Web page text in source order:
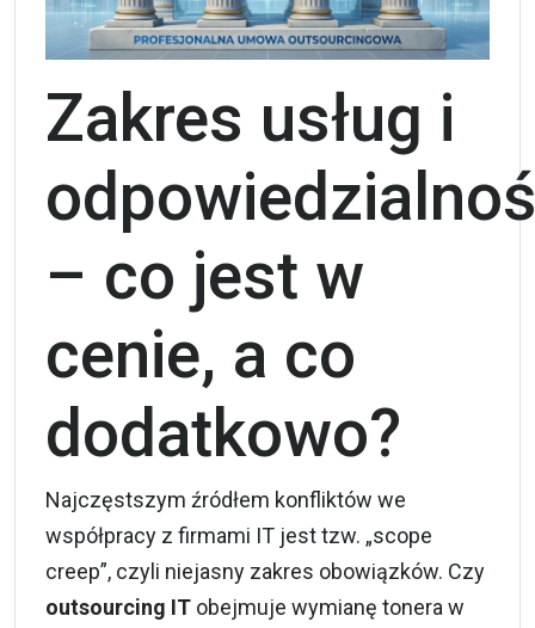
Zakres usług i
– co jest w
cenie, a co
dodatkowo?
Najczęstszym źródłem konfliktów we
współpracy z firmami IT jest tzw. „scope
creep”, czyli niejasny zakres obowiązków. Czy
outsourcing IT obejmuje wymianę tonera w